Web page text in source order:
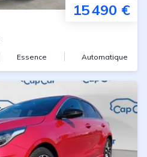
15 490 €
Essence Automatique